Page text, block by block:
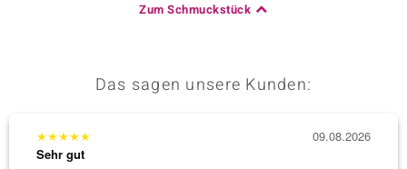
Zum Schmuckstück
Das sagen unsere Kunden:
★★★★★
Sehr gut
09.08.2026